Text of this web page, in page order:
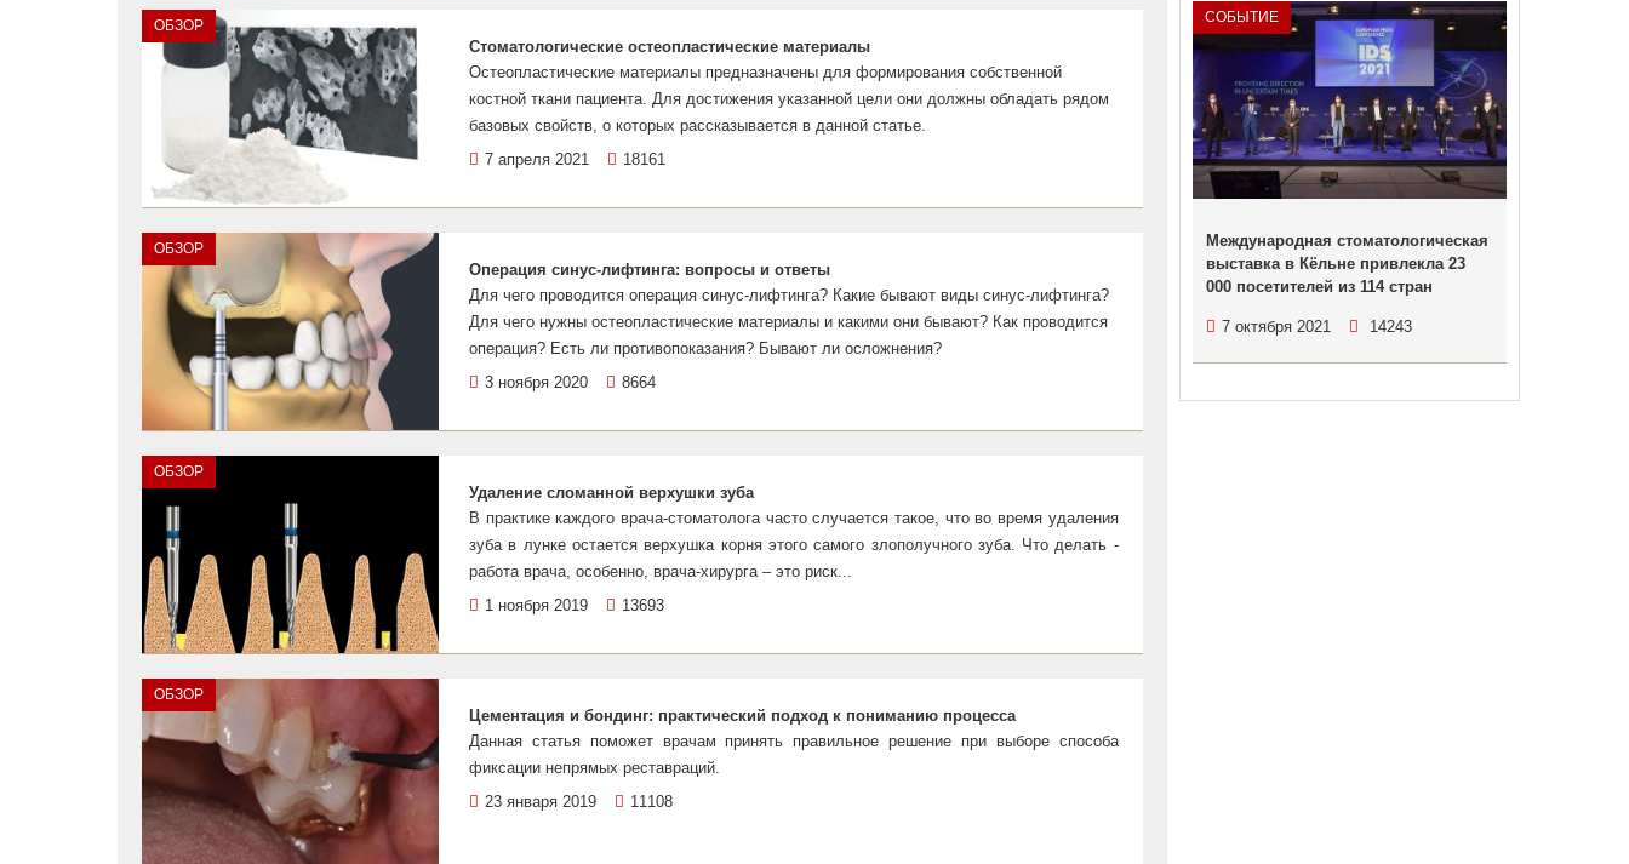
ОБЗОР
Стоматологические остеопластические материалы
Остеопластические материалы предназначены для формирования собственной
костной ткани пациента. Для достижения указанной цели они должны обладать рядом
базовых свойств, о которых рассказывается в данной статье.
7 апреля 2021
18161
ОБЗОР
Операция синус-лифтинга: вопросы и ответы
Для чего проводится операция синус-лифтинга? Какие бывают виды синус-лифтинга?
Для чего нужны остеопластические материалы и какими они бывают? Как проводится
операция? Есть ли противопоказания? Бывают ли осложнения?
3 ноября 2020
8664
ОБЗОР
Удаление сломанной верхушки зуба
В практике каждого врача-стоматолога часто случается такое, что во время удаления
зуба в лунке остается верхушка корня этого самого злополучного зуба. Что делать -
работа врача, особенно, врача-хирурга – это риск...
1 ноября 2019
13693
ОБЗОР
Цементация и бондинг: практический подход к пониманию процесса
Данная статья поможет врачам принять правильное решение при выборе способа
фиксации непрямых реставраций.
23 января 2019
11108
СОБЫТИЕ
Международная стоматологическая
выставка в Кёльне привлекла 23
000 посетителей из 114 стран
7 октября 2021 14243